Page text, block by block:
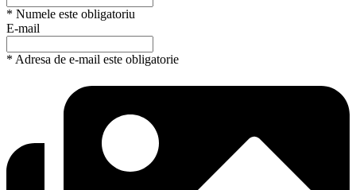
* Numele este obligatoriu
E-mail
* Adresa de e-mail este obligatorie